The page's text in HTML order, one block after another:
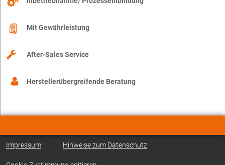
Mit Gewährleistung
After-Sales Service
Herstellerübergreifende Beratung
Impressum | Hinweise zum Datenschutz |